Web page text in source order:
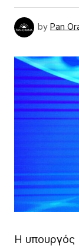
by Pan
Η υπουργός